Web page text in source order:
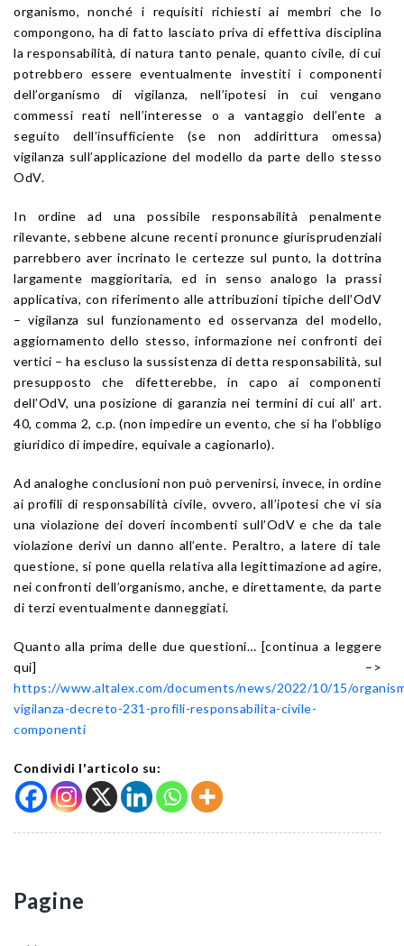
organismo, nonché i requisiti richiesti ai membri che lo
compongono, ha di fatto lasciato priva di effettiva disciplina
la responsabilità, di natura tanto penale, quanto civile, di cui
potrebbero essere eventualmente investiti i componenti
dell’organismo di vigilanza, nell’ipotesi in cui vengano
commessi reati nell’interesse o a vantaggio dell’ente a
seguito dell’insufficiente (se non addirittura omessa)
vigilanza sull’applicazione del modello da parte dello stesso
OdV.
In ordine ad una possibile responsabilità penalmente
rilevante, sebbene alcune recenti pronunce giurisprudenziali
parrebbero aver incrinato le certezze sul punto, la dottrina
largamente maggioritaria, ed in senso analogo la prassi
applicativa, con riferimento alle attribuzioni tipiche dell’OdV
– vigilanza sul funzionamento ed osservanza del modello,
aggiornamento dello stesso, informazione nei confronti dei
vertici – ha escluso la sussistenza di detta responsabilità, sul
presupposto che difetterebbe, in capo ai componenti
dell’OdV, una posizione di garanzia nei termini di cui all’ art.
40, comma 2, c.p. (non impedire un evento, che si ha l’obbligo
giuridico di impedire, equivale a cagionarlo).
Ad analoghe conclusioni non può pervenirsi, invece, in ordine
ai profili di responsabilità civile, ovvero, all’ipotesi che vi sia
una violazione dei doveri incombenti sull’OdV e che da tale
violazione derivi un danno all’ente. Peraltro, a latere di tale
questione, si pone quella relativa alla legittimazione ad agire,
nei confronti dell’organismo, anche, e direttamente, da parte
di terzi eventualmente danneggiati.
Quanto alla prima delle due questioni… [continua a leggere
qui] –>
https://www.altalex.com/documents/news/2022/10/15/
vigilanza-decreto-231-profili-responsabilita-civile-
componenti
Condividi l'articolo su:
Pagine